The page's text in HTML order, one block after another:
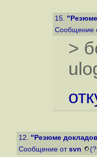
15.
Сообщение
>
12. "Резюме
Сообщение от svn